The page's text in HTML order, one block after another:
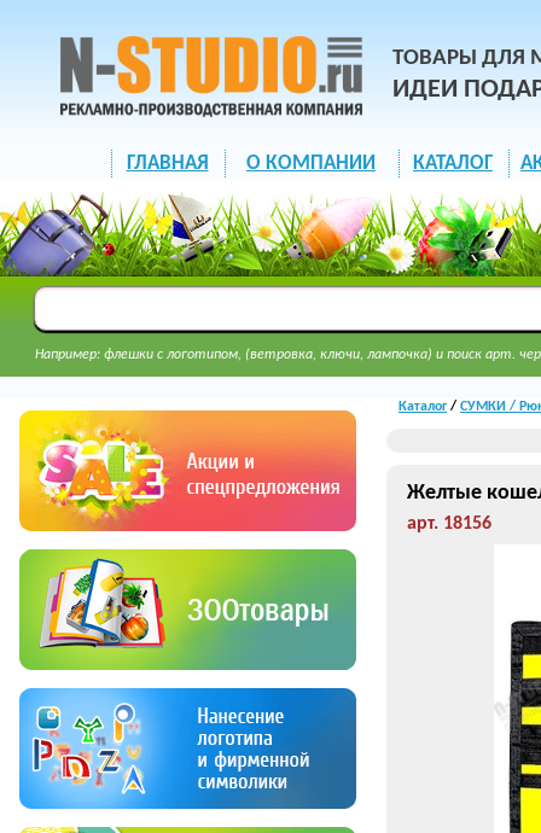
ТОВАРЫ ДЛЯ
ИДЕИ
ГЛАВНАЯ О КОМПАНИИ КАТАЛОГ
Например: флешки с логотипом, (ветровка, ключи, лампочка) и поиск арт.
Каталог/ СУМКИ /
Желтые
арт. 18156